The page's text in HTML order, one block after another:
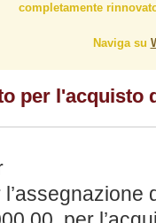
completamente
Naviga su
per l'acquisto